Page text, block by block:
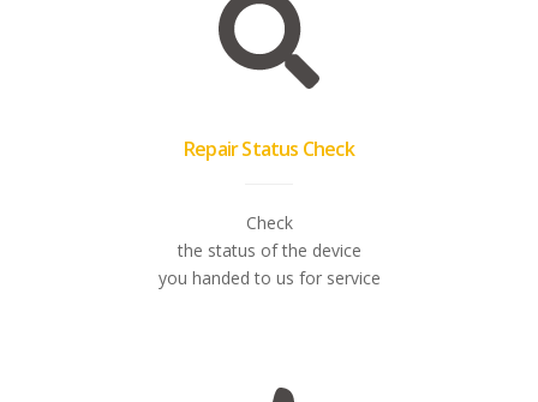
Repair Status Check
Check
the status of the device
you handed to us for service